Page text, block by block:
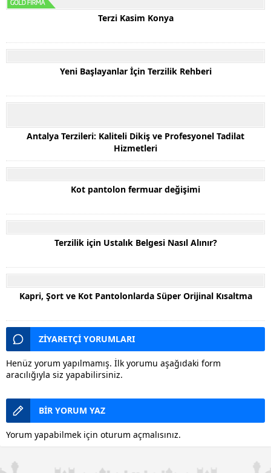
Terzi Kasim Konya
Yeni Başlayanlar İçin Terzilik Rehberi
Antalya Terzileri: Kaliteli Dikiş ve Profesyonel Tadilat
Hizmetleri
Kot pantolon fermuar değişimi
Terzilik için Ustalık Belgesi Nasıl Alınır?
Kapri, Şort ve Kot Pantolonlarda Süper Orijinal Kısaltma
ZİYARETÇİ YORUMLARI
Henüz yorum yapılmamış. İlk yorumu aşağıdaki form
aracılığıyla siz yapabilirsiniz.
BİR YORUM YAZ
Yorum yapabilmek için oturum açmalısınız.